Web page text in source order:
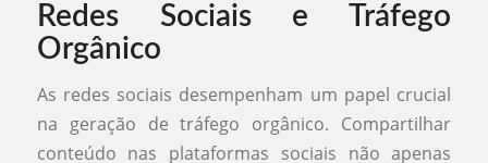
Redes Sociais e Tráfego
Orgânico
As redes sociais desempenham um papel crucial
na geração de tráfego orgânico. Compartilhar
conteúdo nas plataformas sociais não apenas